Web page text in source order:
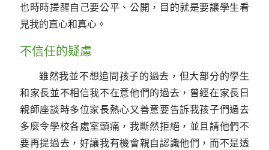
也時時提醒自己要公平、公開，目的就是要讓學生看
見我的直心和真心。
不信任的疑慮
雖然我並不想追問孩子的過去，但大部分的學生
和家長並不相信我不在意他們的過去，曾經在家長日
親師座談時多位家長熱心又善意要告訴我孩子們過去
多麼令學校各處室頭痛，我斷然拒絕，並且請他們不
要再提過去，好讓我有機會親自認識他們，而不是透